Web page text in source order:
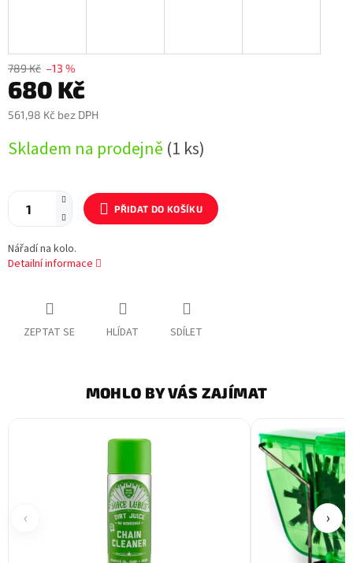
789 Kč –13 %
680 Kč
561,98 Kč bez DPH
cena:
Skladem na prodejně (1 ks)
PŘIDAT DO KOŠÍKU
Nářadí na kolo.
Detailní informace
ZEPTAT SE HLÍDAT SDÍLET
MOHLO BY VÁS ZAJÍMAT
‹ ›